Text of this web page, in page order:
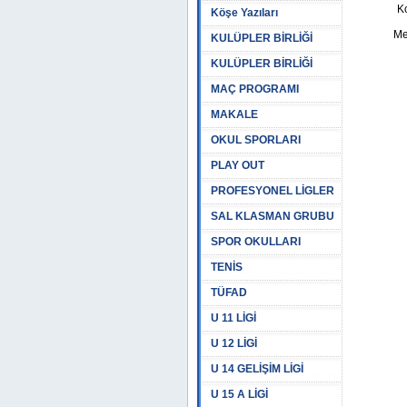
Köşe Yazıları
KULÜPLER BİRLİĞİ
KULÜPLER BİRLİĞİ
MAÇ PROGRAMI
MAKALE
OKUL SPORLARI
PLAY OUT
PROFESYONEL LİGLER
SAL KLASMAN GRUBU
SPOR OKULLARI
TENİS
TÜFAD
U 11 LİGİ
U 12 LİGİ
U 14 GELİŞİM LİGİ
U 15 A LİGİ